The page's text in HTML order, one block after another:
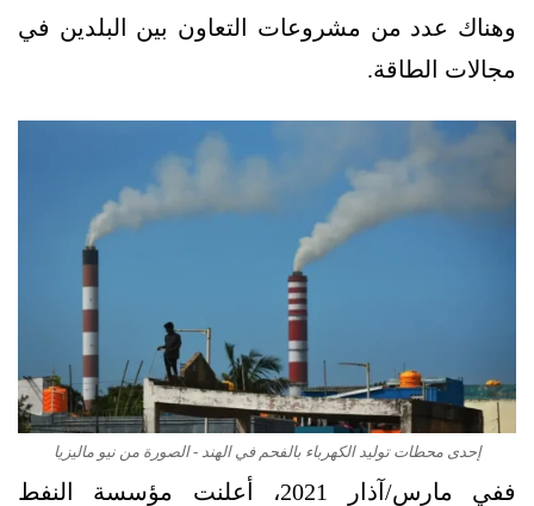
وهناك عدد من مشروعات التعاون بين البلدين في
مجالات الطاقة.
إحدى محطات توليد الكهرباء بالفحم في الهند - الصورة من نيو ماليزيا
ففي مارس/آذار 2021، أعلنت مؤسسة النفط